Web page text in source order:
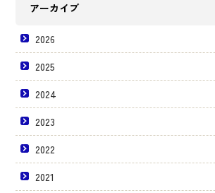
アーカイブ
2026
2025
2024
2023
2022
2021